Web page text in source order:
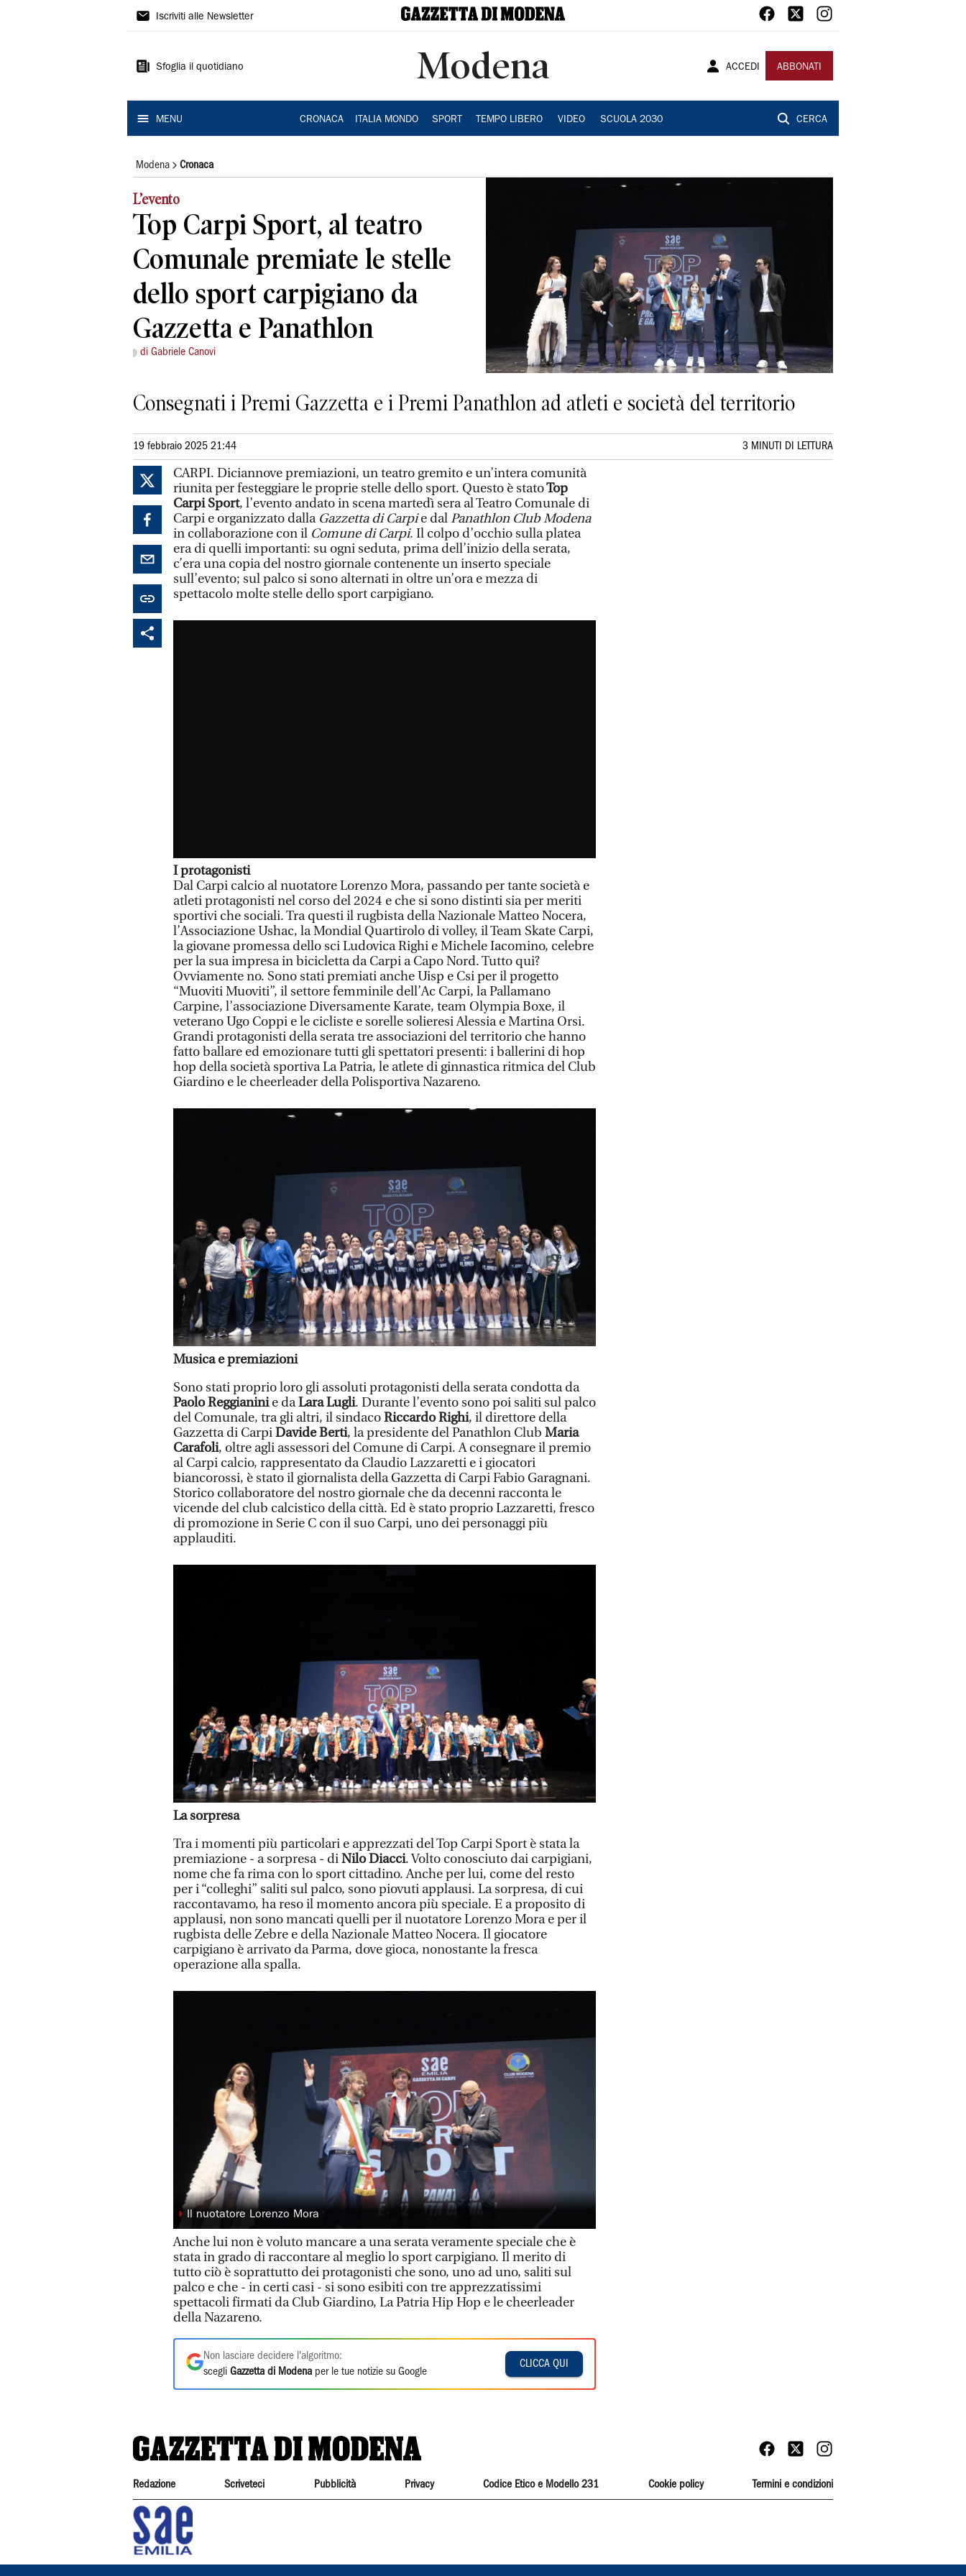
Gazzetta
Modena
Iscriviti alle Newsletter
Sfoglia il quotidiano Modena ACCEDI ABBONATI
MENU CRONACA ITALIA MONDO SPORT TEMPO LIBERO VIDEO SCUOLA 2030 CERCA
Modena Cronaca
L’evento
Top Carpi Sport, al teatro
Comunale premiate le stelle
dello sport carpigiano da
Gazzetta e Panathlon
di Gabriele Canovi
Consegnati i Premi Gazzetta e i Premi Panathlon ad atleti e società del territorio
19 febbraio 2025 21:44 3 MINUTI DI LETTURA
CARPI. Diciannove premiazioni, un teatro gremito e un’intera comunità
riunita per festeggiare le proprie stelle dello sport. Questo è statoTop
Carpi Sport, l’evento andato in scena martedì sera al Teatro Comunale di
Carpi e organizzato dallaGazzetta di Carpie dalPanathlon Club Modena
in collaborazione con il Comune di Carpi. Il colpo d’occhio sulla platea
era di quelli importanti: su ogni seduta, prima dell’inizio della serata,
c’era una copia del nostro giornale contenente un inserto speciale
sull’evento; sul palco si sono alternati in oltre un’ora e mezza di
spettacolo molte stelle dello sport carpigiano.
I protagonisti
Dal Carpi calcio al nuotatore Lorenzo Mora, passando per tante società e
atleti protagonisti nel corso del 2024 e che si sono distinti sia per meriti
sportivi che sociali. Tra questi il rugbista della Nazionale Matteo Nocera,
l’Associazione Ushac, la Mondial Quartirolo di volley, il Team Skate Carpi,
la giovane promessa dello sci Ludovica Righi e Michele Iacomino, celebre
per la sua impresa in bicicletta da Carpi a Capo Nord. Tutto qui?
Ovviamente no. Sono stati premiati anche Uisp e Csi per il progetto
“Muoviti Muoviti”, il settore femminile dell’Ac Carpi, la Pallamano
Carpine, l’associazione Diversamente Karate, team Olympia Boxe, il
veterano Ugo Coppi e le cicliste e sorelle solieresi Alessia e Martina Orsi.
Grandi protagonisti della serata tre associazioni del territorio che hanno
fatto ballare ed emozionare tutti gli spettatori presenti: i ballerini di hop
hop della società sportiva La Patria, le atlete di ginnastica ritmica del Club
Giardino e le cheerleader della Polisportiva Nazareno.
Musica e premiazioni
Sono stati proprio loro gli assoluti protagonisti della serata condotta da
Paolo Reggianinie daLara Lugli. Durante l’evento sono poi saliti sul palco
del Comunale, tra gli altri, il sindacoRiccardo Righi, il direttore della
Gazzetta di CarpiDavide Berti, la presidente del Panathlon Club Maria
Carafoli, oltre agli assessori del Comune di Carpi. A consegnare il premio
al Carpi calcio, rappresentato da Claudio Lazzaretti e i giocatori
biancorossi, è stato il giornalista della Gazzetta di Carpi Fabio Garagnani.
Storico collaboratore del nostro giornale che da decenni racconta le
vicende del club calcistico della città. Ed è stato proprio Lazzaretti, fresco
di promozione in Serie C con il suo Carpi, uno dei personaggi più
applauditi.
La sorpresa
Tra i momenti più particolari e apprezzati del Top Carpi Sport è stata la
premiazione - a sorpresa - diNilo Diacci. Volto conosciuto dai carpigiani,
nome che fa rima con lo sport cittadino. Anche per lui, come del resto
per i “colleghi” saliti sul palco, sono piovuti applausi. La sorpresa, di cui
raccontavamo, ha reso il momento ancora più speciale. E a proposito di
applausi, non sono mancati quelli per il nuotatore Lorenzo Mora e per il
rugbista delle Zebre e della Nazionale Matteo Nocera. Il giocatore
carpigiano è arrivato da Parma, dove gioca, nonostante la fresca
operazione alla spalla.
◗ Il nuotatore Lorenzo Mora
Anche lui non è voluto mancare a una serata veramente speciale che è
stata in grado di raccontare al meglio lo sport carpigiano. Il merito di
tutto ciò è soprattutto dei protagonisti che sono, uno ad uno, saliti sul
palco e che - in certi casi - si sono esibiti con tre apprezzatissimi
spettacoli firmati da Club Giardino, La Patria Hip Hop e le cheerleader
della Nazareno.
Non lasciare decidere l'algoritmo:
scegli Gazzetta di Modena per le tue notizie su Google
CLICCA QUI
Redazione Scriveteci Pubblicità Privacy Codice Etico e Modello 231 Cookie policy Termini e condizioni